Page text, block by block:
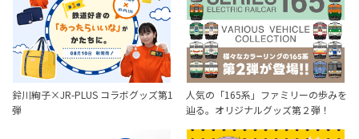
鈴川絢子×JR-PLUS コラボグッズ第1
弾
人気の「165系」ファミリーの歩みを
辿る。オリジナルグッズ第２弾！